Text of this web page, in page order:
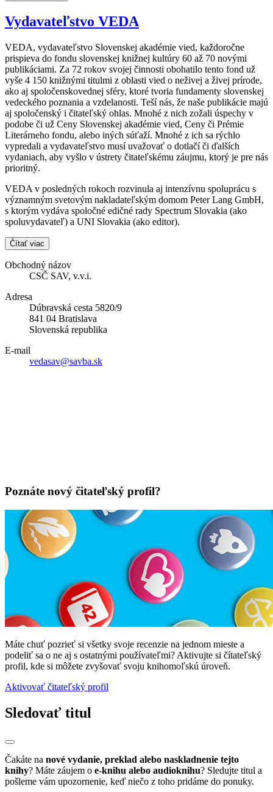
Vydavateľstvo VEDA
VEDA, vydavateľstvo Slovenskej akadémie vied, každoročne
prispieva do fondu slovenskej knižnej kultúry 60 až 70 novými
publikáciami. Za 72 rokov svojej činnosti obohatilo tento fond už
vyše 4 150 knižnými titulmi z oblasti vied o neživej a živej prírode,
ako aj spoločenskovednej sféry, ktoré tvoria fundamenty slovenskej
vedeckého poznania a vzdelanosti. Teší nás, že naše publikácie majú
aj spoločenský i čitateľský ohlas. Mnohé z nich zožali úspechy v
podobe či už Ceny Slovenskej akadémie vied, Ceny či Prémie
Literárneho fondu, alebo iných súťaží. Mnohé z ich sa rýchlo
vypredali a vydavateľstvo musí uvažovať o dotlačí či ďalších
vydaniach, aby vyšlo v ústrety čitateľskému záujmu, ktorý je pre nás
prioritný.
VEDA v posledných rokoch rozvinula aj intenzívnu spoluprácu s
významným svetovým nakladateľským domom Peter Lang GmbH,
s ktorým vydáva spoločné edičné rady Spectrum Slovakia (ako
spoluvydavateľ) a UNI Slovakia (ako editor).
Čítať viac
Obchodný názov
CSČ SAV, v.v.i.
Adresa
Dúbravská cesta 5820/9
841 04 Bratislava
Slovenská republika
E-mail
vedasav@savba.sk
Poznáte nový čitateľský profil?
Máte chuť pozrieť si všetky svoje recenzie na jednom mieste a
podeliť sa o ne aj s ostatnými používateľmi? Aktivujte si čítateľský
profil, kde si môžete zvyšovať svoju knihomoľskú úroveň.
Aktivovať čitateľský profil
Sledovať titul
Čakáte na nové vydanie, preklad alebo naskladnenie tejto
knihy? Máte záujem o e-knihu alebo audioknihu? Sledujte titul a
pošleme vám upozornenie, keď niečo z toho pridáme do ponuky.